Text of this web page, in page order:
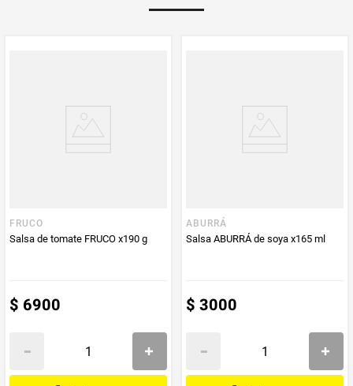
Producto (kg)
FRUCO
Salsa de tomate FRUCO x190 g
$ 6900
ABURRÁ
Salsa ABURRÁ de soya x165 ml
$ 3000